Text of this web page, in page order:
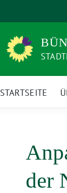
STARTSEITE
der